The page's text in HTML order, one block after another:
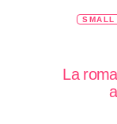
SMALL
La